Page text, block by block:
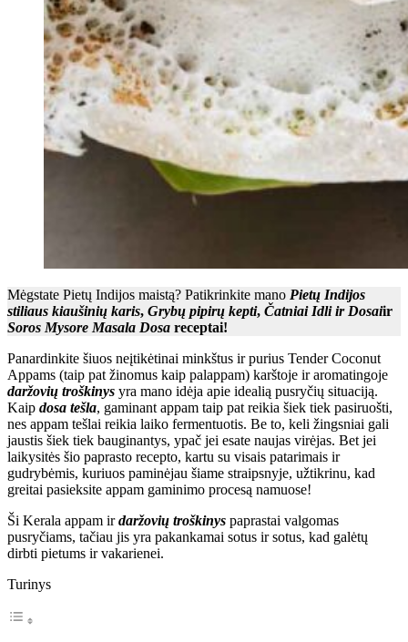
Mėgstate Pietų Indijos maistą? Patikrinkite mano Pietų Indijos
stiliaus kiaušinių karis, Grybų pipirų kepti, Čatniai Idli ir Dosaiir
Soros Mysore Masala Dosa receptai!
Panardinkite šiuos neįtikėtinai minkštus ir purius Tender Coconut
Appams (taip pat žinomus kaip palappam) karštoje ir aromatingoje
daržovių troškinys yra mano idėja apie idealią pusryčių situaciją.
Kaip dosa tešla, gaminant appam taip pat reikia šiek tiek pasiruošti,
nes appam tešlai reikia laiko fermentuotis. Be to, keli žingsniai gali
jaustis šiek tiek bauginantys, ypač jei esate naujas virėjas. Bet jei
laikysitės šio paprasto recepto, kartu su visais patarimais ir
gudrybėmis, kuriuos paminėjau šiame straipsnyje, užtikrinu, kad
greitai pasieksite appam gaminimo procesą namuose!
Ši Kerala appam irdaržovių troškinys paprastai valgomas
pusryčiams, tačiau jis yra pakankamai sotus ir sotus, kad galėtų
dirbti pietums ir vakarienei.
Turinys